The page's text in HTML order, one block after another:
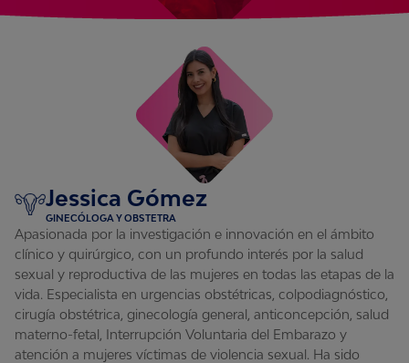
Jessica Gómez
GINECÓLOGA Y OBSTETRA
Apasionada por la investigación e innovación en el ámbito
clínico y quirúrgico, con un profundo interés por la salud
sexual y reproductiva de las mujeres en todas las etapas de la
vida. Especialista en urgencias obstétricas, colpodiagnóstico,
cirugía obstétrica, ginecología general, anticoncepción, salud
materno-fetal, Interrupción Voluntaria del Embarazo y
atención a mujeres víctimas de violencia sexual. Ha sido